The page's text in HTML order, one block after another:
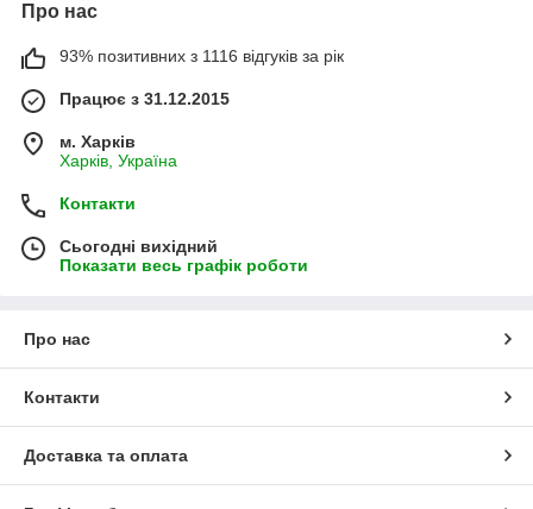
Про нас
93% позитивних з 1116 відгуків за рік
Працює з 31.12.2015
м. Харків
Харків, Україна
Контакти
Сьогодні вихідний
Показати весь графік роботи
Про нас
Контакти
Доставка та оплата